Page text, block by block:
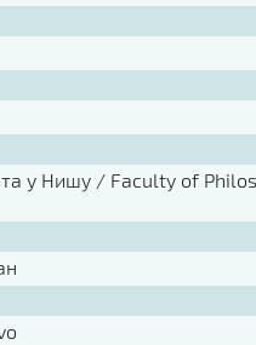
у Нишу / Faculty of